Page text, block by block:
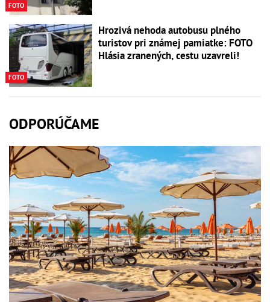
FOTO
FOTO
Hrozivá nehoda autobusu plného
turistov pri známej pamiatke: FOTO
Hlásia zranených, cestu uzavreli!
ODPORÚČAME